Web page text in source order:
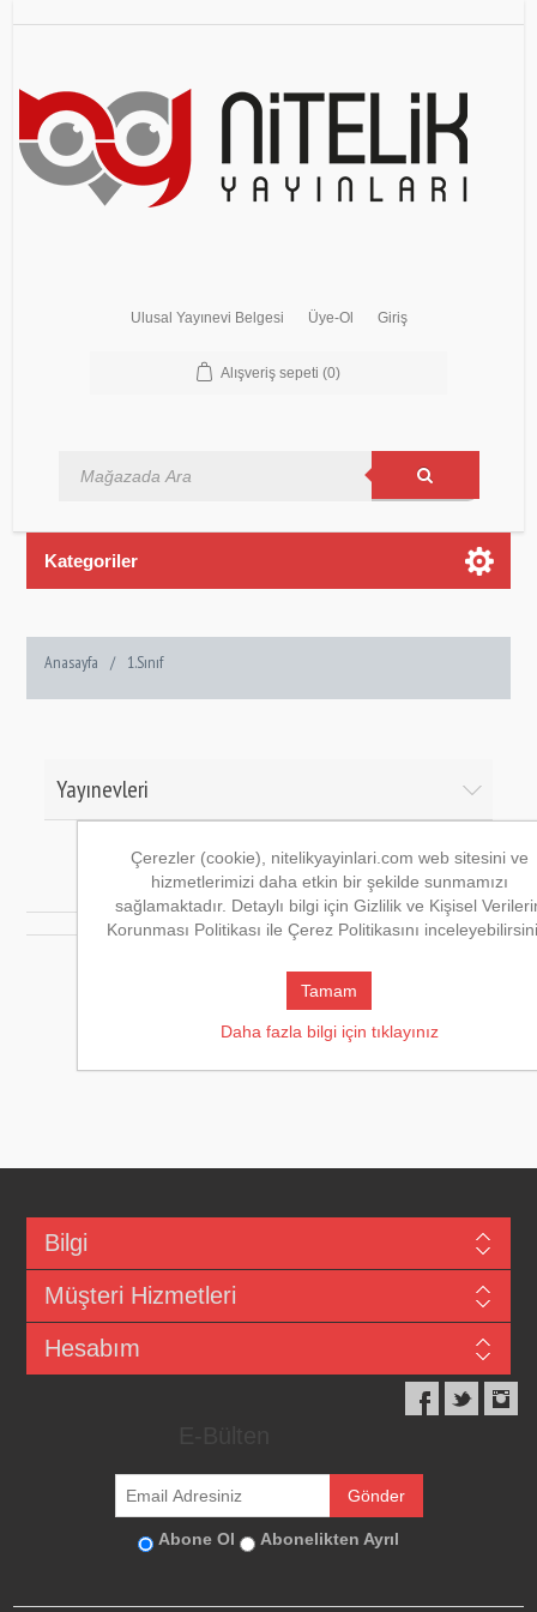
Ulusal Yayınevi Belgesi Üye-Ol Giriş
Alışveriş sepeti (0)
Kategoriler
Anasayfa / 1.Sınıf
Yayınevleri
1.Sınıf
Bilgi
Müşteri Hizmetleri
Hesabım
Abone Ol Abonelikten Ayrıl
Çerezler (cookie), nitelikyayinlari.com web sitesini ve
hizmetlerimizi daha etkin bir şekilde sunmamızı
sağlamaktadır. Detaylı bilgi için Gizlilik ve Kişisel
Korunması Politikası ile Çerez Politikasını
Tamam
Daha fazla bilgi için tıklayınız